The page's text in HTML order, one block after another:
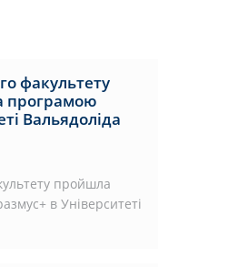
факультету
програмою
Вальядоліда
пройшла
в Університеті